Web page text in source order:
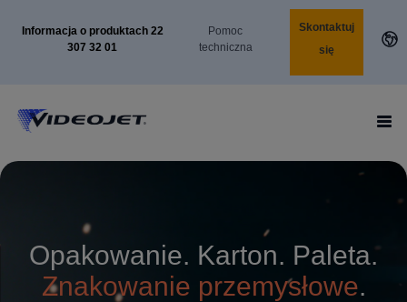
Informacja o produktach 22
307 32 01
Pomoc
techniczna
Skontaktuj
się
Opakowanie. Karton. Paleta.
Znakowanie przemysłowe.